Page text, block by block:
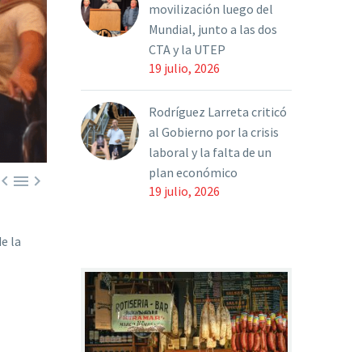

la
movilización luego del
Mundial, junto a las dos
CTA y la UTEP
19 julio, 2026
Rodríguez Larreta criticó
al Gobierno por la crisis
laboral y la falta de un
plan económico
19 julio, 2026